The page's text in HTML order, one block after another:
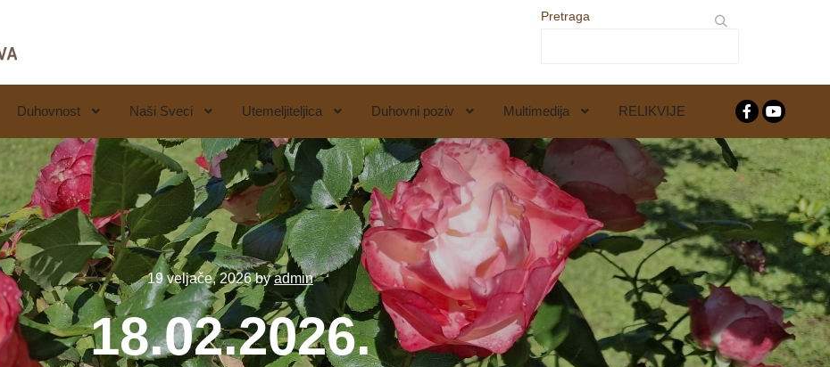
Pretraga
Duhovnost Naši Sveci Utemeljiteljica Duhovni poziv Multimedija RELIKVIJE
19 veljače, 2026byadmin
18.02.2026.